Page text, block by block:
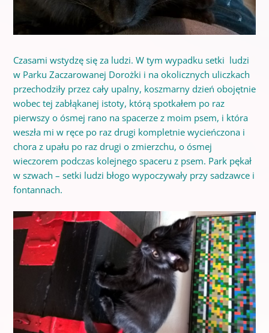
Czasami wstydzę się za ludzi. W tym wypadku setki ludzi
w Parku Zaczarowanej Dorożki i na okolicznych uliczkach
przechodziły przez cały upalny, koszmarny dzień obojętnie
wobec tej zabłąkanej istoty, którą spotkałem po raz
pierwszy o ósmej rano na spacerze z moim psem, i która
weszła mi w ręce po raz drugi kompletnie wycieńczona i
chora z upału po raz drugi o zmierzchu, o ósmej
wieczorem podczas kolejnego spaceru z psem. Park pękał
w szwach – setki ludzi błogo wypoczywały przy sadzawce i
fontannach.